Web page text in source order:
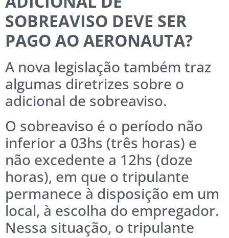
SOBREAVISO DEVE SER
PAGO AO AERONAUTA?
A nova legislação também traz
algumas diretrizes sobre o
adicional de sobreaviso.
O sobreaviso é o período não
inferior a 03hs (três horas) e
não excedente a 12hs (doze
horas), em que o tripulante
permanece à disposição em um
local, à escolha do empregador.
Nessa situação, o tripulante